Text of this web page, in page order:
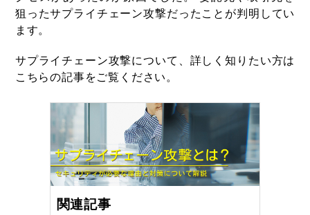
狙ったサプライチェーン攻撃だったことが判明してい
ます。
サプライチェーン攻撃について、詳しく知りたい方は
こちらの記事をご覧ください。
関連記事